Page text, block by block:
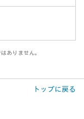
ありません。
トップに戻る